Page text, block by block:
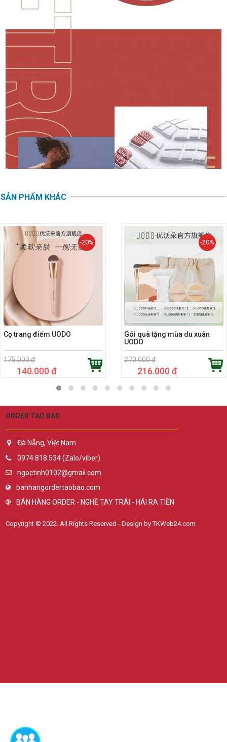
SẢN PHẨM KHÁC
-20%
Cọ trang điểm UODO
175.000 đ
140.000 đ
-20%
Gói quà tặng mùa du xuân
UODO
270.000 đ
216.000 đ
ORDER TAO BAO
Đà Nẵng, Việt Nam
0974.818.534 (Zalo/viber)
ngoctinh0102@gmail.com
banhangordertaobao.com
BÁN HÀNG ORDER - NGHỀ TAY TRÁI - HÁI RA TIỀN
Copyright © 2022. All Rights Reserved - Design by TKWeb24.com